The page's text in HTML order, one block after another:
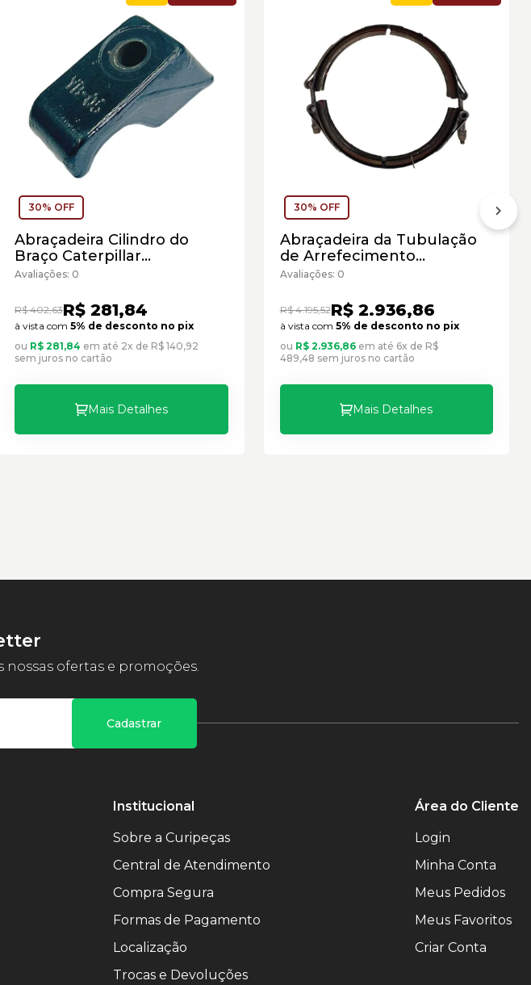
30% OFF
Abraçadeira Cilindro do
Braço Caterpillar
Cód:3852967 - Seminovo
Avaliações: 0
R$ 402,63R$ 281,84
à vista com 5% de desconto no pix
ou R$ 281,84 em até 2x de R$ 140,92
sem juros no cartão
Mais Detalhes
30% OFF
Abraçadeira da Tubulação
de Arrefecimento
Caterpillar Cód:3725858 -
Avaliações: 0
R$ 4.195,52R$ 2.936,86
à vista com 5% de desconto no pix
ou R$ 2.936,86em até 6x de R$
489,48 sem juros no cartão
Mais Detalhes
ofertas e promoções.
Cadastrar
Institucional
Sobre a Curipeças
Central de Atendimento
Compra Segura
Formas de Pagamento
Localização
Trocas e Devoluções
Área do Cliente
Login
Minha Conta
Meus Pedidos
Meus Favoritos
Criar Conta